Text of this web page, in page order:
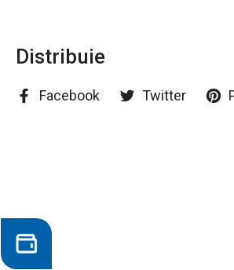
Distribuie
Facebook Twitter